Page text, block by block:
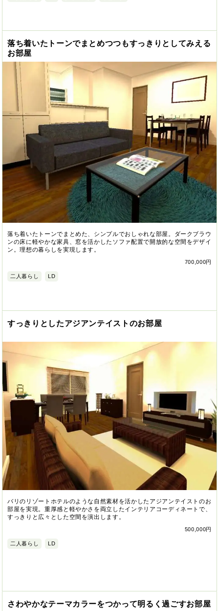
落ち着いたトーンでまとめつつもすっきりとしてみえる
お部屋
落ち着いたトーンでまとめた、シンプルでおしゃれな部屋。ダークブラウ
ンの床に軽やかな家具、窓を活かしたソファ配置で開放的な空間をデザイ
ン。理想の暮らしを実現します。
700,000円
二人暮らし LD
すっきりとしたアジアンテイストのお部屋
バリのリゾートホテルのような自然素材を活かしたアジアンテイストのお
部屋を実現。重厚感と軽やかさを両立したインテリアコーディネートで、
すっきりと広々とした空間を演出します。
500,000円
二人暮らし LD
さわやかなテーマカラーをつかって明るく過ごすお部屋